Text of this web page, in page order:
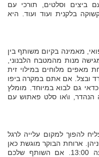
ביצים וסלטים, תורכי עם
בלקנית ועוד ועוד. היא
מאמינה בקיום משותף בין
מנות מהמטבח הלבנוני,
מאפים מלוחים במילוי זית
ובצל. אם אתם במקרה ביפו
גם לבוא במיוחד. מומלץ
ו\או סלט פאתוש עם
להפוך למקום עלייה לרגל
ארוחת הבוקר מוגשת כאן
בין השעות 8-12 ובימי שישי עד השעה 13:00. אם השותף שלכם